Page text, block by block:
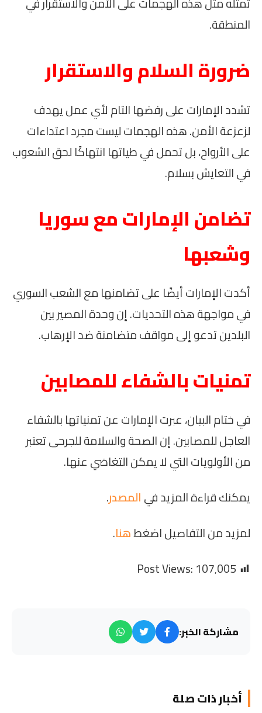
المنطقة.
ضرورة السلام والاستقرار
تشدد الإمارات على رفضها التام لأي عمل يهدف
لزعزعة الأمن. هذه الهجمات ليست مجرد اعتداءات
على الأرواح، بل تحمل في طياتها انتهاكًا لحق الشعوب
في التعايش بسلام.
تضامن الإمارات مع سوريا
وشعبها
أكدت الإمارات أيضًا على تضامنها مع الشعب السوري
في مواجهة هذه التحديات. إن وحدة المصير بين
البلدين تدعو إلى مواقف متضامنة ضد الإرهاب.
تمنيات بالشفاء للمصابين
في ختام البيان، عبرت الإمارات عن تمنياتها بالشفاء
العاجل للمصابين. إن الصحة والسلامة للجرحى تعتبر
من الأولويات التي لا يمكن التغاضي عنها.
يمكنك قراءة المزيد فيالمصدر.
لمزيد من التفاصيل اضغطهنا.
Post Views:107٬005
مشاركة الخبر:
أخبار ذات صلة